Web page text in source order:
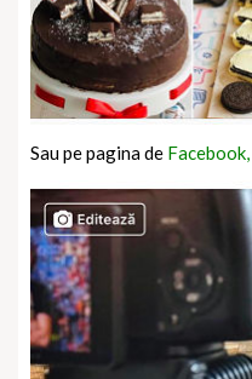
Sau pe pagina de Facebook,